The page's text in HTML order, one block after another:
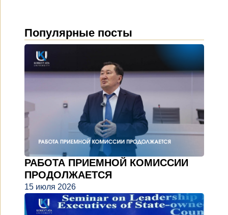
Популярные посты
РАБОТА ПРИЕМНОЙ КОМИССИИ
ПРОДОЛЖАЕТСЯ
15 июля 2026